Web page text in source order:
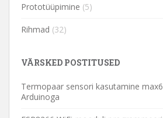
Prototüüpimine (5)
Rihmad (32)
VÄRSKED POSTITUSED
Termopaar sensori kasutamine
Arduinoga